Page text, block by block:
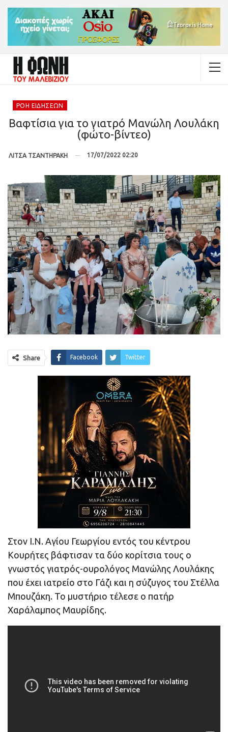
ΡΟΉ ΕΙΔΉΣΕΩΝ
Βαφτίσια για το γιατρό Μανώλη Λουλάκη
(φώτο-βίντεο)
ΛΙΤΣΑ ΤΣΑΝΤΗΡΑΚΗ 17/07/2022 02:20
Share Facebook Twitter
Στον Ι.Ν. Αγίου Γεωργίου εντός του κέντρου
Κουρήτες βάφτισαν τα δύο κορίτσια τους ο
γνωστός γιατρός-ουρολόγος Μανώλης Λουλάκης
που έχει ιατρείο στο Γάζι και η σύζυγος του Στέλλα
Μπουζάκη. Το μυστήριο τέλεσε ο πατήρ
Χαράλαμπος Μαυρίδης.